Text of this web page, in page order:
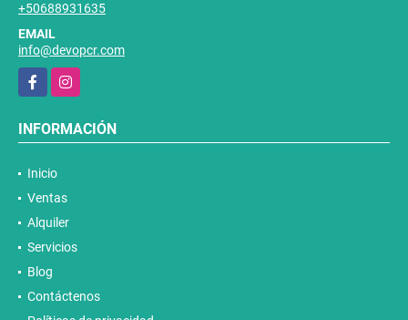
+50688931635
EMAIL
info@devopcr.com
FacebookInstagram
INFORMACIÓN
Inicio
Ventas
Alquiler
Servicios
Blog
Contáctenos